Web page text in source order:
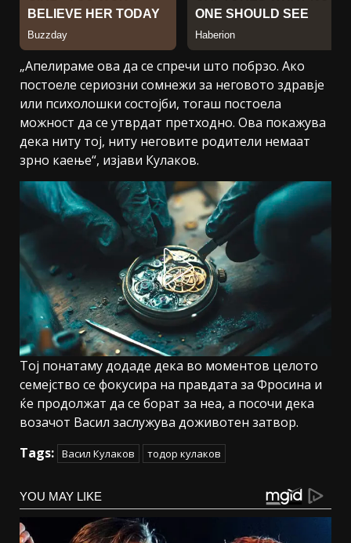
„Апелираме ова да се спречи што побрзо. Ако
постоеле сериозни сомнежи за неговото здравје
или психолошки состојби, тогаш постоела
можност да се утврдат претходно. Ова покажува
дека ниту тој, ниту неговите родители немаат
зрно каење“, изјави Кулаков.
Тој понатаму додаде дека во моментов целото
семејство се фокусира на правдата за Фросина и
ќе продолжат да се борат за неа, а посочи дека
возачот Васил заслужува доживотен затвор.
Tags: Васил Кулаков тодор кулаков